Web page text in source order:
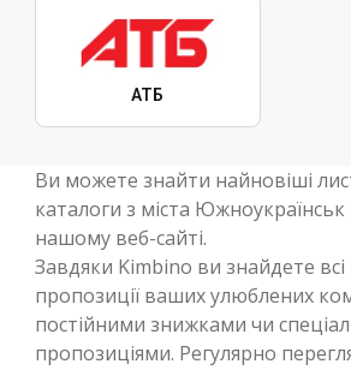
АТБ
Ви можете знайти найновіші
каталоги з міста
нашому веб-сайті.
Завдяки Kimbino ви знайдете
пропозиції ваших улюблених
постійними знижками чи
пропозиціями. Регулярно